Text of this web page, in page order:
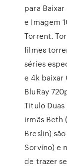
para
e Imagem
Torrent.
filmes
séries
e 4k baixar
BluRay
Titulo
irmãs Beth
Breslin)
Sorvino) e
de trazer